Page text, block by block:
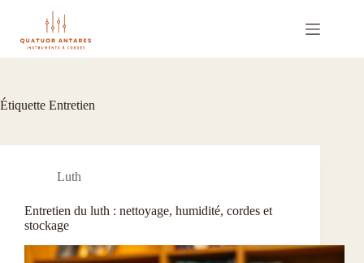
contenu
Étiquette Entretien
Luth
Entretien du luth : nettoyage, humidité, cordes et
stockage